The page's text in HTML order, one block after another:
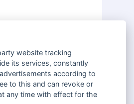
website tracking
its services, constantly
according to
to this and can revoke or
any time with effect for the